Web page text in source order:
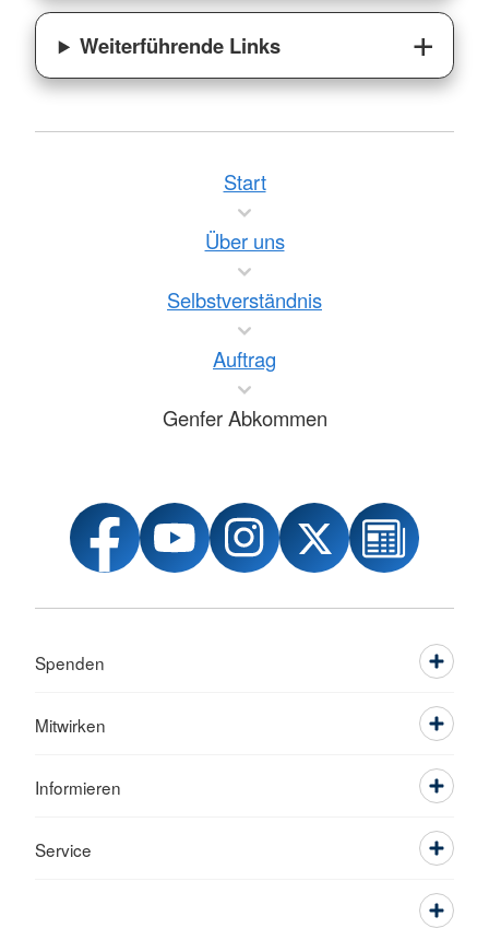
Weiterführende Links
Start
Über uns
Selbstverständnis
Auftrag
Genfer Abkommen
Spenden
Mitwirken
Informieren
Service